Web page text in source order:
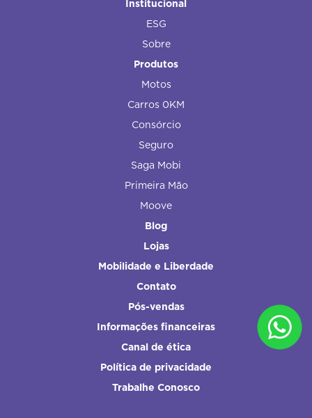
Institucional
ESG
Sobre
Produtos
Motos
Carros 0KM
Consórcio
Seguro
Saga Mobi
Primeira Mão
Moove
Blog
Lojas
Mobilidade e Liberdade
Contato
Pós-vendas
Informações financeiras
Canal de ética
Política de privacidade
Trabalhe Conosco